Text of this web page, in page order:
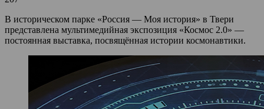
В историческом парке «Россия — Моя история» в Твери
представлена мультимедийная экспозиция «Космос 2.0» —
постоянная выставка, посвящённая истории космонавтики.